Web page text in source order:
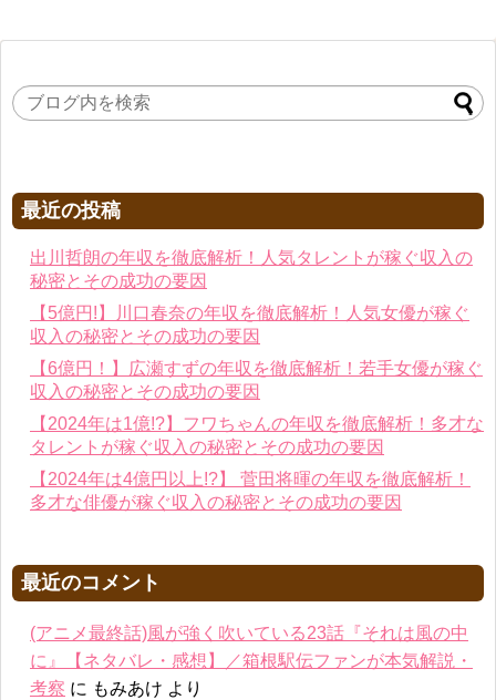
最近の投稿
出川哲朗の年収を徹底解析！人気タレントが稼ぐ収入の
秘密とその成功の要因
【5億円!】川口春奈の年収を徹底解析！人気女優が稼ぐ
収入の秘密とその成功の要因
【6億円！】広瀬すずの年収を徹底解析！若手女優が稼ぐ
収入の秘密とその成功の要因
【2024年は1億!?】フワちゃんの年収を徹底解析！多才な
タレントが稼ぐ収入の秘密とその成功の要因
【2024年は4億円以上!?】 菅田将暉の年収を徹底解析！
多才な俳優が稼ぐ収入の秘密とその成功の要因
最近のコメント
(アニメ最終話)風が強く吹いている23話『それは風の中
に』【ネタバレ・感想】／箱根駅伝ファンが本気解説・
考察 に もみあけ より